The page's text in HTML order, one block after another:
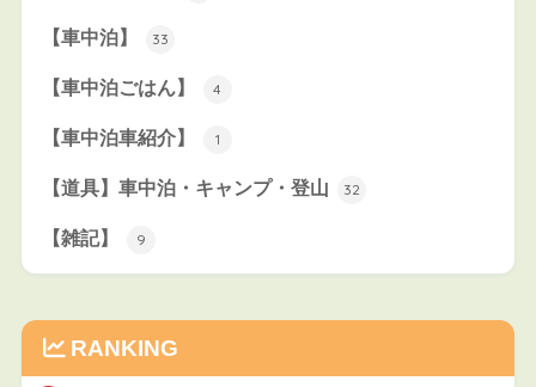
【車中泊】 33
【車中泊ごはん】 4
【車中泊車紹介】 1
【道具】車中泊・キャンプ・登山 32
【雑記】 9
RANKING